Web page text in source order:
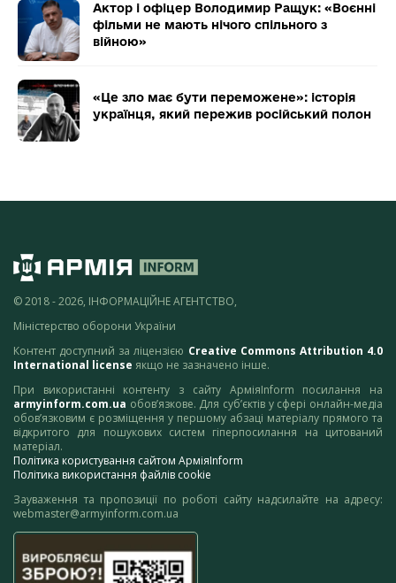
Актор і офіцер Володимир Ращук: «Воєнні
фільми не мають нічого спільного з
війною»
«Це зло має бути переможене»: історія
українця, який пережив російський полон
© 2018 - 2026, ІНФОРМАЦІЙНЕ АГЕНТСТВО,
Міністерство оборони України
Контент доступний за ліцензією Creative Commons Attribution 4.0
International license якщо не зазначено інше.
При використанні контенту з сайту АрміяInform посилання на
armyinform.com.ua обов’язкове. Для суб’єктів у сфері онлайн-медіа
обов’язковим є розміщення у першому абзаці матеріалу прямого та
відкритого для пошукових систем гіперпосилання на цитований
матеріал.
Політика користування сайтом АрміяInform
Політика використання файлів cookie
Зауваження та пропозиції по роботі сайту надсилайте на адресу:
webmaster@armyinform.com.ua